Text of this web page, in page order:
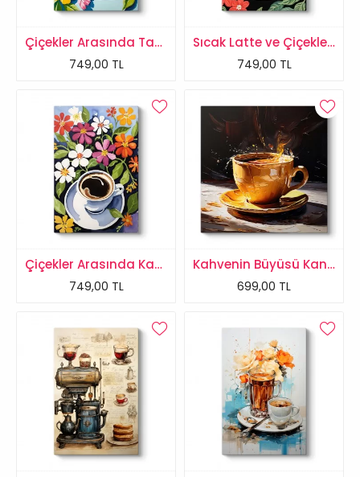
Çiçekler Arasında Taze Kruvasan Tablosu
749,00 TL
Sıcak Latte ve Çiçekler Kanvas Tablo
749,00 TL
Çiçekler Arasında Kahve Fincanı Tablosu
749,00 TL
Kahvenin Büyüsü Kanvas Tablo
699,00 TL